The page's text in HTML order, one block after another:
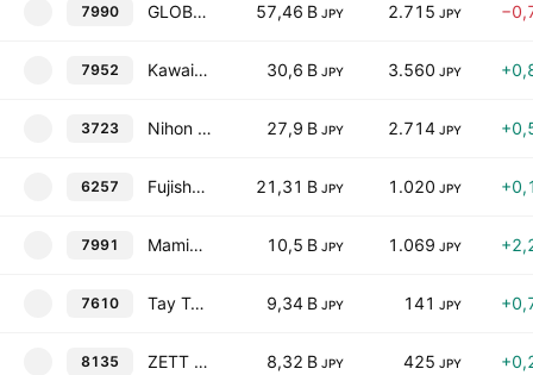
7990 GLOBERIDE, Inc. 57,46 B JPY 2.715 JPY
7952 Kawai Musical Instruments Manufacturing Co., Ltd. 30,6 B JPY 3.560 JPY
3723 Nihon Falcom Corporation 27,9 B JPY 2.714 JPY
6257 Fujishoji Co., Ltd. 21,31 B JPY 1.020 JPY
7991 Mamiya-Op Co.,Ltd 10,5 B JPY 1.069 JPY
7610 Tay Two Co., Ltd. 9,34 B JPY 141 JPY
8135 ZETT CORP. 8,32 B JPY 425 JPY